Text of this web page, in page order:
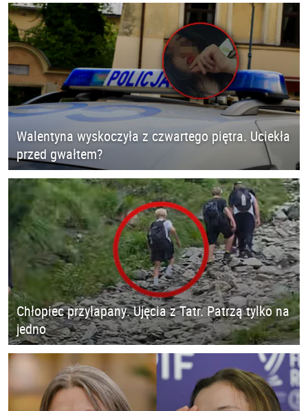
Walentyna wyskoczyła z czwartego piętra. Uciekła
przed gwałtem?
Chłopiec przyłapany. Ujęcia z Tatr. Patrzą tylko na
jedno